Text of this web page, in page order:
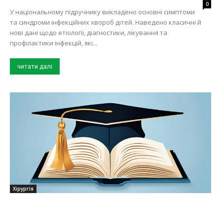
0
У національному підручнику викладено основні симптоми
та синдроми інфекційних хвороб дітей. Наведено класичні й
нові дані щодо етіології, діагностики, лікування та
профілактики інфекцій, які...
читати далі
Хірургія